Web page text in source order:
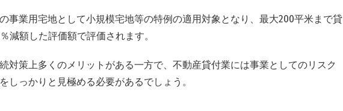
事業用宅地として小規模宅地等の特例の適用対象となり、最大200平米まで貸
減額した評価額で評価されます。
対策上多くのメリットがある一方で、不動産貸付業には事業としてのリスク
しっかりと見極める必要があるでしょう。